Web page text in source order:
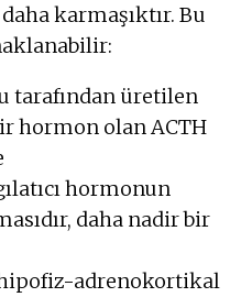
karmaşıktır. Bu
tarafından üretilen
hormon olan ACTH
hormonun
daha nadir bir
adrenokortikal